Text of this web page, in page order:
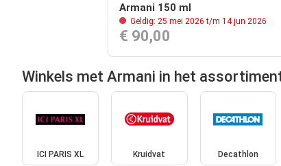
Armani 150 ml
Geldig: 25 mei 2026 t/m 14 jun 2026
€ 90,00
Winkels met Armani in het
ICI PARIS XL Kruidvat Decathlon